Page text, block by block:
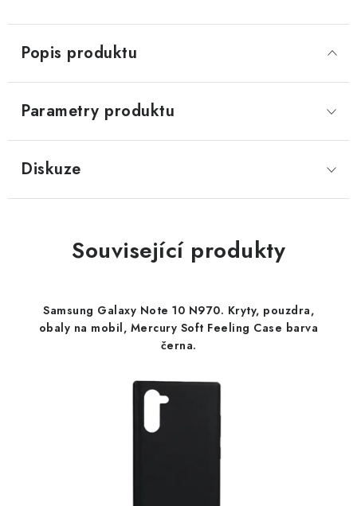
Popis produktu
Parametry produktu
Diskuze
Související produkty
Samsung Galaxy Note 10 N970. Kryty, pouzdra,
obaly na mobil, Mercury Soft Feeling Case barva
černa.